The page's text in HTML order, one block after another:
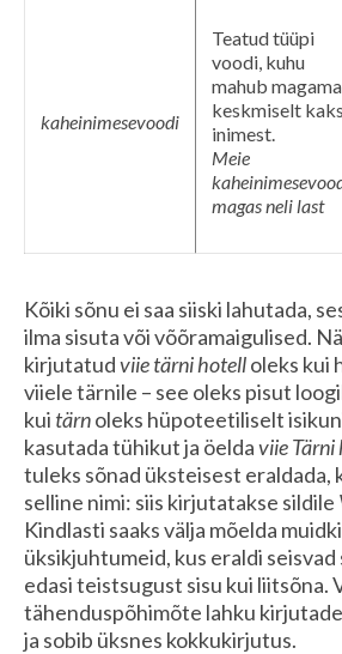
kaheinimesevoodi
Teatud tüüpi
voodi, kuhu
mahub magama
keskmiselt kaks
inimest.
Meie
magas neli last
Kõiki sõnu ei saa siiski lahutada,
ilma sisuta või võõramaigulised.
kirjutatudviie tärni hotelloleks kui
viiele tärnile – see oleks pisut
kui tärnoleks hüpoteetiliselt
kasutada tühikut ja öeldaviie Tärni
tuleks sõnad üksteisest eraldada,
selline nimi: siis kirjutatakse sildile
Kindlasti saaks välja mõelda
üksikjuhtumeid, kus eraldi seisvad
edasi teistsugust sisu kui liitsõna.
tähenduspõhimõte lahku
ja sobib üksnes kokkukirjutus.